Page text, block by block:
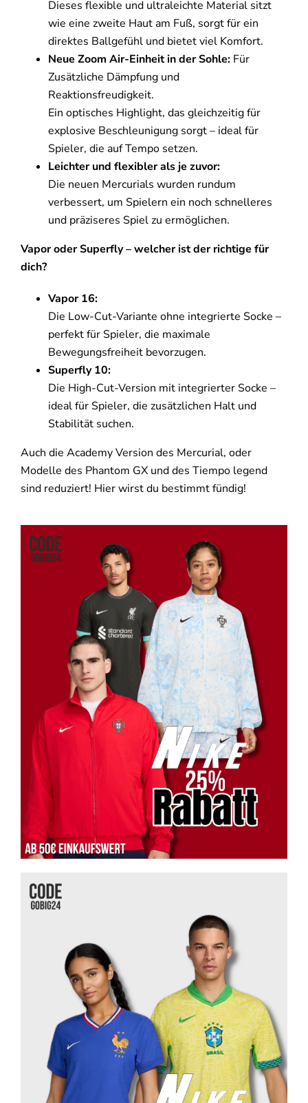
Dieses flexible und ultraleichte Material sitzt
wie eine zweite Haut am Fuß, sorgt für ein
direktes Ballgefühl und bietet viel Komfort.
Neue Zoom Air-Einheit in der Sohle: Für
Zusätzliche Dämpfung und
Reaktionsfreudigkeit.
Ein optisches Highlight, das gleichzeitig für
explosive Beschleunigung sorgt – ideal für
Spieler, die auf Tempo setzen.
Leichter und flexibler als je zuvor:
Die neuen Mercurials wurden rundum
verbessert, um Spielern ein noch schnelleres
und präziseres Spiel zu ermöglichen.
Vapor oder Superfly – welcher ist der richtige für
dich?
Vapor 16:
Die Low-Cut-Variante ohne integrierte Socke –
perfekt für Spieler, die maximale
Bewegungsfreiheit bevorzugen.
Superfly 10:
Die High-Cut-Version mit integrierter Socke –
ideal für Spieler, die zusätzlichen Halt und
Stabilität suchen.
Auch die Academy Version des Mercurial, oder
Modelle des Phantom GX und des Tiempo legend
sind reduziert! Hier wirst du bestimmt fündig!